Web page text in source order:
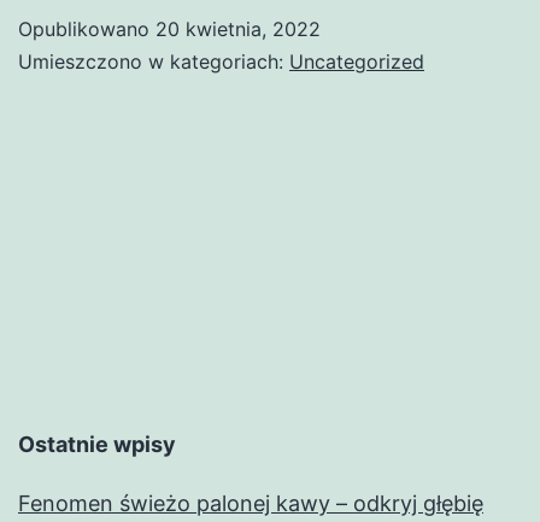
Opublikowano 20 kwietnia, 2022
Umieszczono w kategoriach: Uncategorized
Ostatnie wpisy
Fenomen świeżo palonej kawy – odkryj głębię